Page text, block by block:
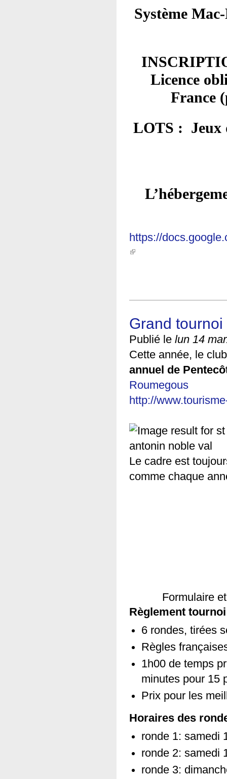
Système
Licence
France
LOTS :
https://
(link is external)
Grand
Publié le lun 14
Cette année, le
annuel de
Roumegous
http://
Le cadre est
comme chaque
Formulaire
Règlement
6 rondes, tirées
Règles
1h00 de temps
minutes pour 15
Prix pour les
Horaires des
ronde 1: samedi
ronde 2: samedi
ronde 3: